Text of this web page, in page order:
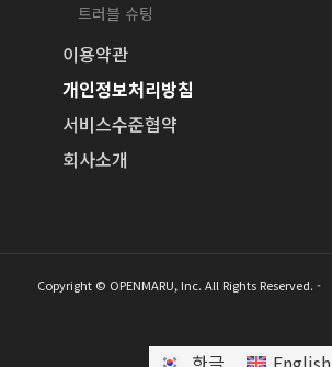
트러블 슈팅
이용약관
개인정보처리방침
서비스수준협약
회사소개
Copyright © OPENMARU, Inc. All Rights Reserved. -